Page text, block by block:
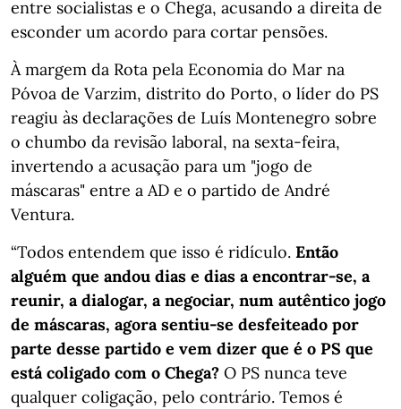
entre socialistas e o Chega, acusando a direita de
esconder um acordo para cortar pensões.
À margem da Rota pela Economia do Mar na
Póvoa de Varzim, distrito do Porto, o líder do PS
reagiu às declarações de Luís Montenegro sobre
o chumbo da revisão laboral, na sexta-feira,
invertendo a acusação para um "jogo de
máscaras" entre a AD e o partido de André
Ventura.
“Todos entendem que isso é ridículo. Então
alguém que andou dias e dias a encontrar-se, a
reunir, a dialogar, a negociar, num autêntico jogo
de máscaras, agora sentiu-se desfeiteado por
parte desse partido e vem dizer que é o PS que
está coligado com o Chega? O PS nunca teve
qualquer coligação, pelo contrário. Temos é